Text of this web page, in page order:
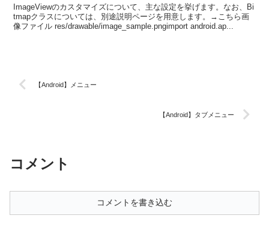
ImageViewのカスタマイズについて、主な設定を挙げます。なお、Bi
tmapクラスについては、別途説明ページを用意します。→こちら画
像ファイル res/drawable/image_sample.pngimport android.ap...
【Android】メニュー
【Android】タブメニュー
コメント
コメントを書き込む